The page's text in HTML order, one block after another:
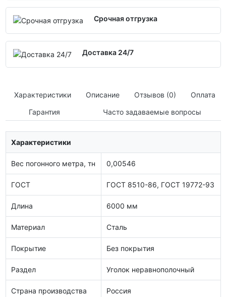
Срочная отгрузка
Доставка 24/7
Характеристики Описание Отзывов (0)
Оплата
Гарантия
Часто задаваемые вопросы
Характеристики
Вес погонного метра, тн 0,00546
ГОСТ ГОСТ 8510-86, ГОСТ 19772-93
Длина 6000 мм
Материал Сталь
Покрытие Без покрытия
Раздел Уголок неравнополочный
Страна производства Россия